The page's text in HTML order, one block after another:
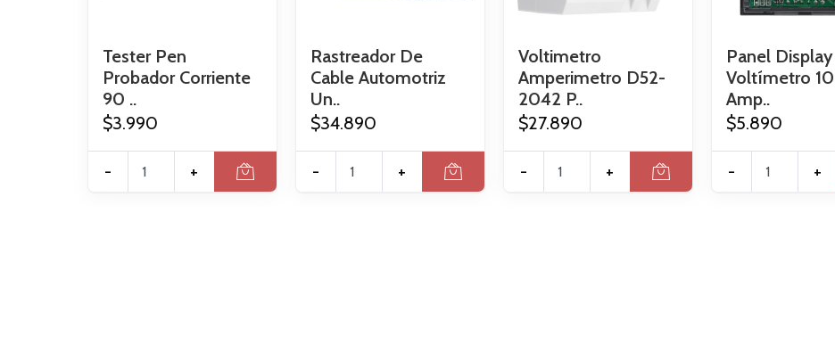
Tester Pen
Probador Corriente
90 ..
$3.990
- +
Rastreador De
Cable Automotriz
Un..
$34.890
- +
Voltimetro
Amperimetro D52-
2042 P..
$27.890
- +
Panel Display
Voltímetro
Amp..
$5.890
- +